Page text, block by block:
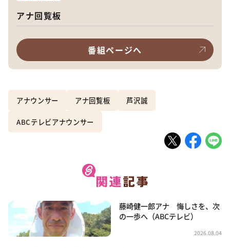
アナ回覧板
番組ページへ
アナウンサー アナ回覧板 芦沢誠
ABCテレビアナウンサー
藤崎健一郎アナ 悔しさを、次
の一歩へ（ABCテレビ）
2026.08.04